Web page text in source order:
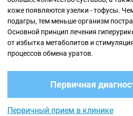
коже появляются узелки - тофусы.
подагры, тем меньше организм
Основной принцип лечения
от избытка метаболитов и
процессов обмена уратов.
Первичная
Первичный прием в клинике